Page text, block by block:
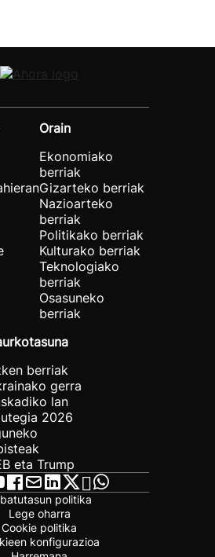
Orain
Ekonomiako
berriak
Gizarteko berriak
Nazioarteko
berriak
Politikako berriak
Kulturako berriak
Teknologiako
berriak
Osasuneko
berriak
berriak
gerra
lan
2026
eta Trump
politika
Lege oharra
Cookie politika
konfigurazioa